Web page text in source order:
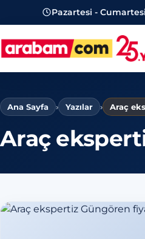
Pazartesi -
arabam.com
Ana Sayfa › Yazılar › Araç
Araç